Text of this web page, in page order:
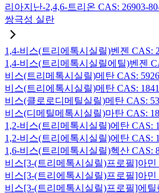
리아지난-2,4,6-트리온 CAS: 26903-
쌍극성 실란
1,4-비스(트리에톡시실릴)벤젠 CAS:
1,4-비스(트리메톡시실릴에틸)벤젠
비스(트리메톡시실릴)메탄 CAS:
비스(트리에톡시실릴)메탄 CAS:
비스(클로로디메틸실릴)메탄 CAS:
비스(디메틸메톡시실릴)마탄 CAS:
1,2-비스(트리메톡시실릴)에탄 CAS:
1,2-비스(트리에톡시실릴)에탄 CAS:
1,6-비스(트리메톡시실릴)헥산 CAS:
비스[3-(트리메톡시실릴)프로필]아민
비스[3-(트리에톡시실릴)프로필]아민
비스[3-(트리메톡시실릴)프로필]에틸